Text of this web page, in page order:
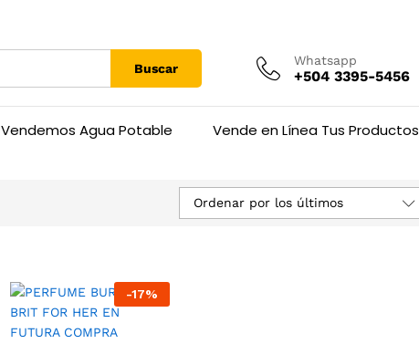
Buscar
Whatsapp
+504 3395-5456
Vendemos Agua Potable Vende en Línea Tus Productos
Ordenar por los últimos
-17%